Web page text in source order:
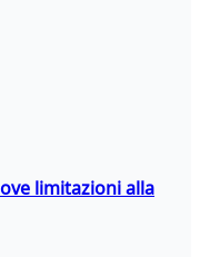
limitazioni alla